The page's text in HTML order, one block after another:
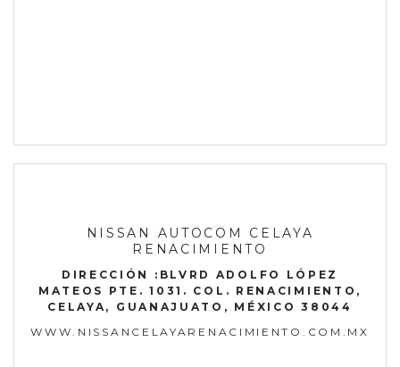
NISSAN AUTOCOM CELAYA
RENACIMIENTO
DIRECCIÓN :BLVRD ADOLFO LÓPEZ
MATEOS PTE. 1031. COL. RENACIMIENTO,
CELAYA, GUANAJUATO, MÉXICO 38044
WWW.NISSANCELAYARENACIMIENTO.COM.MX